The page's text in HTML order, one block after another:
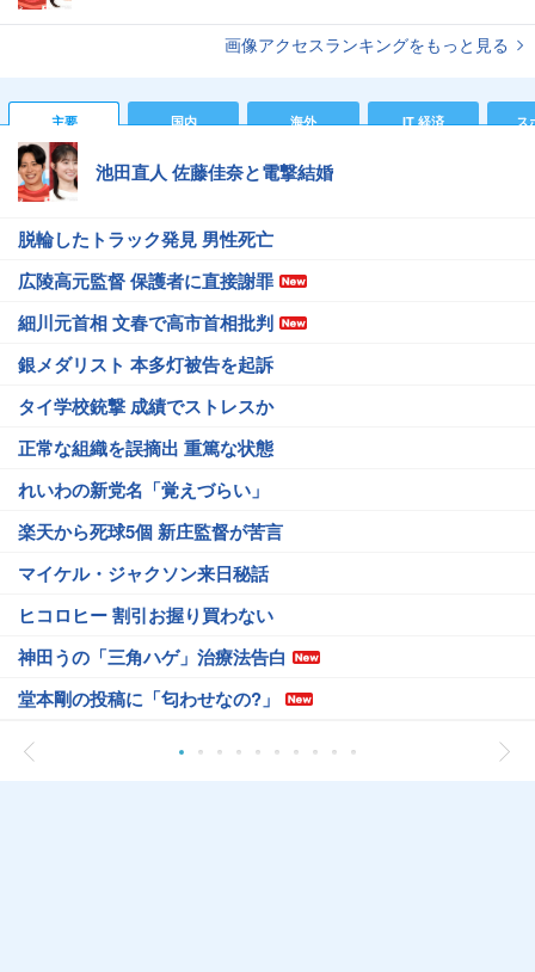
画像アクセスランキングをもっと見る
主要 国内 海外 IT 経済 ス
池田直人 佐藤佳奈と電撃結婚
脱輪したトラック発見 男性死亡
広陵高元監督 保護者に直接謝罪
細川元首相 文春で高市首相批判
銀メダリスト 本多灯被告を起訴
タイ学校銃撃 成績でストレスか
正常な組織を誤摘出 重篤な状態
れいわの新党名「覚えづらい」
楽天から死球5個 新庄監督が苦言
マイケル・ジャクソン来日秘話
ヒコロヒー 割引お握り買わない
神田うの「三角ハゲ」治療法告白
堂本剛の投稿に「匂わせなの?」